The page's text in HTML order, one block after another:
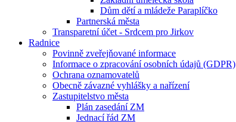
Dům dětí a mládeže Paraplíčko
Partnerská města
Transparetní účet - Srdcem pro Jirkov
Radnice
Povinně zveřejňované informace
Informace o zpracování osobních údajů (GDPR)
Ochrana oznamovatelů
Obecně závazné vyhlášky a nařízení
Zastupitelstvo města
Plán zasedání ZM
Jednací řád ZM